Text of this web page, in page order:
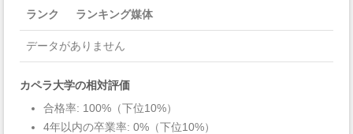
ランク ランキング媒体
データがありません
カペラ大学の相対評価
合格率: 100%（下位10%）
4年以内の卒業率: 0%（下位10%）